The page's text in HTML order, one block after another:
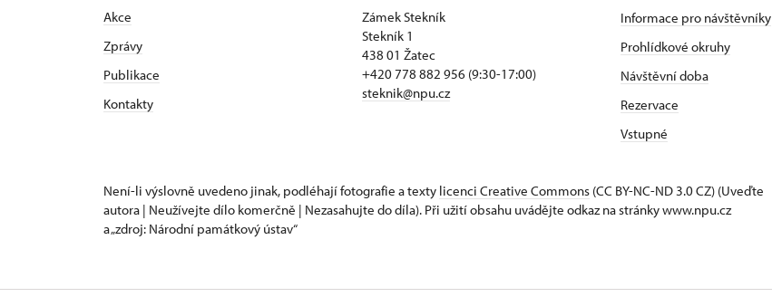
Akce
Zprávy
Publikace
Kontakty
Zámek Stekník
Stekník 1
438 01 Žatec
+420 778 882 956 (9:30-17:00)
steknik@npu.cz
Informace pro návštěvníky
Prohlídkové okruhy
Návštěvní doba
Rezervace
Vstupné
Není-li výslovně uvedeno jinak, podléhají fotografie a texty licenci Creative Commons (CC BY-NC-ND 3.0 CZ) (Uveďte
autora | Neužívejte dílo komerčně | Nezasahujte do díla). Při užití obsahu uvádějte odkaz na stránky www.npu.cz
a „zdroj: Národní památkový ústav“